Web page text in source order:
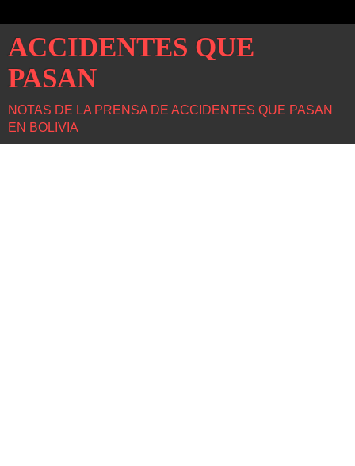
ACCIDENTES QUE
PASAN
NOTAS DE LA PRENSA DE ACCIDENTES QUE PASAN
EN BOLIVIA